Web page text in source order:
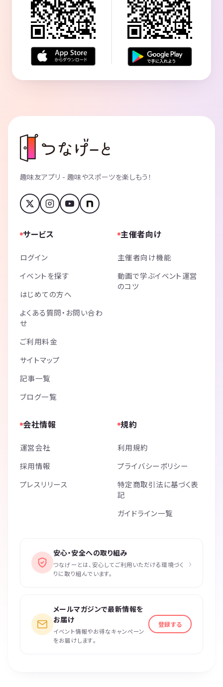
趣味友アプリ - 趣味やスポーツを楽しもう！
サービス
ログイン
イベントを探す
はじめての方へ
よくある質問・お問い合わ
せ
ご利用料金
サイトマップ
記事一覧
ブログ一覧
主催者向け
主催者向け機能
動画で学ぶイベント運営
のコツ
会社情報
運営会社
採用情報
プレスリリース
規約
利用規約
プライバシーポリシー
特定商取引法に基づく表
記
ガイドライン一覧
安心・安全への取り組み
つなげーとは、安心してご利用いただける環境づく
りに取り組んでいます。
›
メールマガジンで最新情報を
お届け
イベント情報やお得なキャンペーン
をお届けします。
登録する